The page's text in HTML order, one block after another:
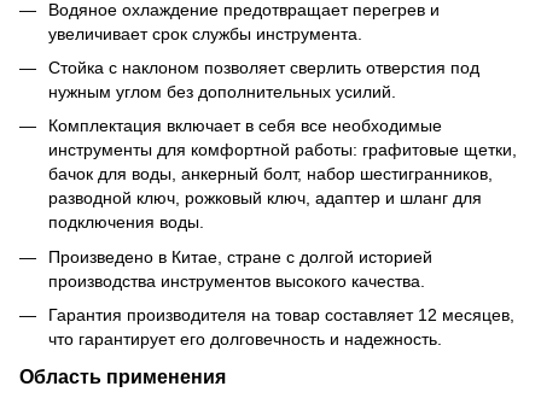
Водяное охлаждение предотвращает перегрев и
увеличивает срок службы инструмента.
Стойка с наклоном позволяет сверлить отверстия под
нужным углом без дополнительных усилий.
Комплектация включает в себя все необходимые
инструменты для комфортной работы: графитовые щетки,
бачок для воды, анкерный болт, набор шестигранников,
разводной ключ, рожковый ключ, адаптер и шланг для
подключения воды.
Произведено в Китае, стране с долгой историей
производства инструментов высокого качества.
Гарантия производителя на товар составляет 12 месяцев,
что гарантирует его долговечность и надежность.
Область применения